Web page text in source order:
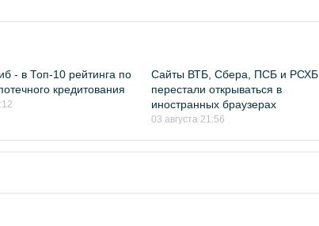
- в Топ-10 рейтинга по
кредитования
Сайты ВТБ, Сбера, ПСБ и РСХБ
перестали открываться в
иностранных браузерах
03 августа 21:56